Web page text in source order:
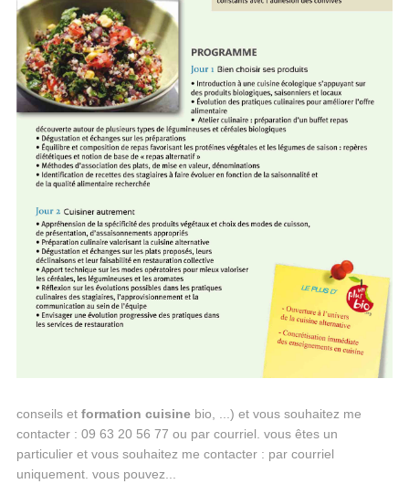
conseils et formation cuisinebio, ...) et vous souhaitez me
contacter : 09 63 20 56 77 ou par courriel. vous êtes un
particulier et vous souhaitez me contacter : par courriel
uniquement. vous pouvez...